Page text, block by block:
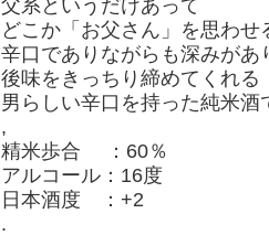
父系というだけあって
どこか「お父さん」を思わせ
辛口でありながらも深みがあ
後味をきっちり締めてくれる
男らしい辛口を持った純米酒
,
精米歩合 ：60％
アルコール：16度
日本酒度 ：+2
.